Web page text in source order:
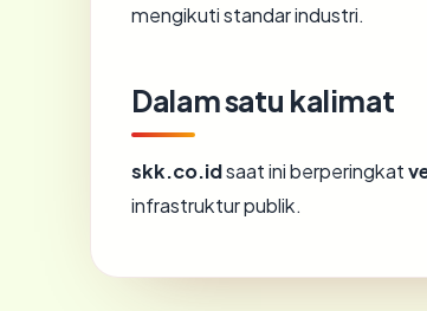
mengikuti standar industri.
Dalam satu kalimat
skk.co.idsaat ini berperingkat
infrastruktur publik.